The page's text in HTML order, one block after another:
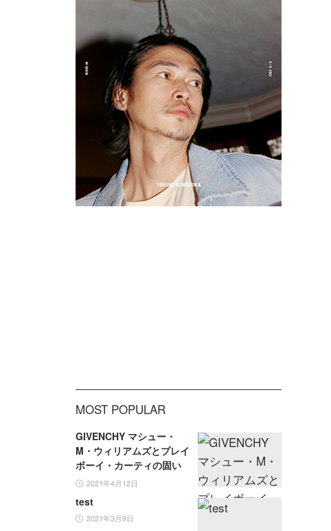
MOST POPULAR
GIVENCHY マシュー・
M・ウィリアムズとプレイ
ボーイ・カーティの固い
絆 2021年4月12日
test
2021年3月9日